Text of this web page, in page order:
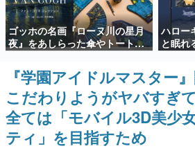
新世代に訊く
これからのデジタルゲーム市
の姿を追い、彼らのルーツと
ゲーム世代の作家たち
ゲームに多大な影響を受けた作
日本のコンテンツ産業やカルチ
画です。
日本モバイルゲーム産業史
日本のモバイルゲーム史におけ
ゴッホの名画『ローヌ川の星月
夜』をあしらった傘やトートバ
ッグなどが登場。8月7日21時よ
り2日間限定で予約販売
ハロー
と眠れ
『ゆめ
ごと
ムも搭
『学園アイドルマスター
こだわりようがヤバすぎ
全ては「モバイル3D美少
ティ」を目指すため